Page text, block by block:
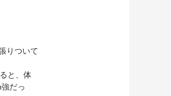
りついて
と、体
だっ